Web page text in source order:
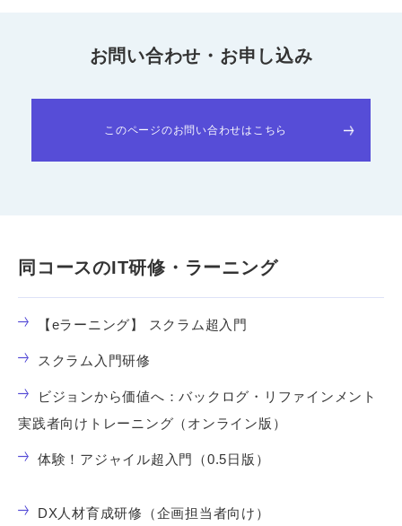
お問い合わせ・お申し込み
このページのお問い合わせはこちら
同コースのIT研修・ラーニング
【eラーニング】 スクラム超入門
スクラム入門研修
ビジョンから価値へ：バックログ・リファインメント
実践者向けトレーニング（オンライン版）
体験！アジャイル超入門（0.5日版）
DX人材育成研修（企画担当者向け）